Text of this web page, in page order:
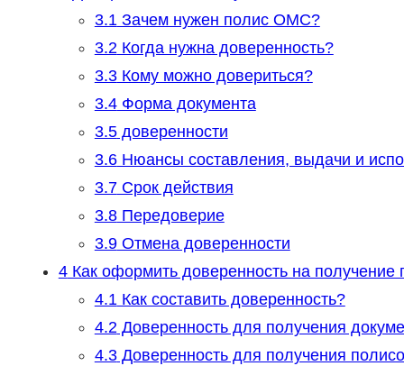
3.1Зачем нужен полис ОМС?
3.2Когда нужна доверенность?
3.3Кому можно довериться?
3.4Форма документа
3.5доверенности
3.6Нюансы составления, выдачи и
3.7Срок действия
3.8Передоверие
3.9Отмена доверенности
4Как оформить доверенность на
4.1Как составить доверенность?
4.2Доверенность для получения
4.3Доверенность для получения